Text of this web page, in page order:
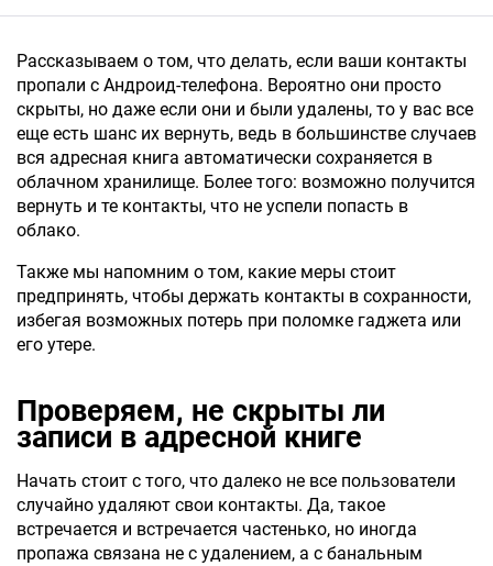
Рассказываем о том, что делать, если ваши контакты
пропали с Андроид-телефона. Вероятно они просто
скрыты, но даже если они и были удалены, то у вас все
еще есть шанс их вернуть, ведь в большинстве случаев
вся адресная книга автоматически сохраняется в
облачном хранилище. Более того: возможно получится
вернуть и те контакты, что не успели попасть в
облако.
Также мы напомним о том, какие меры стоит
предпринять, чтобы держать контакты в сохранности,
избегая возможных потерь при поломке гаджета или
его утере.
Проверяем, не скрыты ли
записи в адресной книге
Начать стоит с того, что далеко не все пользователи
случайно удаляют свои контакты. Да, такое
встречается и встречается частенько, но иногда
пропажа связана не с удалением, а с банальным